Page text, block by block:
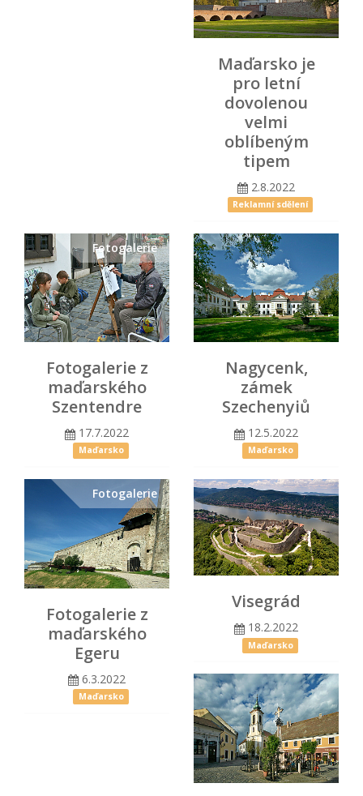
Maďarsko je
pro letní
dovolenou
velmi
oblíbeným
tipem
2.8.2022
Reklamní sdělení
Fotogalerie
Fotogalerie z
maďarského
Szentendre
17.7.2022
Maďarsko
Nagycenk,
zámek
Szechenyiů
12.5.2022
Maďarsko
Fotogalerie
Fotogalerie z
maďarského
Egeru
6.3.2022
Maďarsko
Visegrád
18.2.2022
Maďarsko